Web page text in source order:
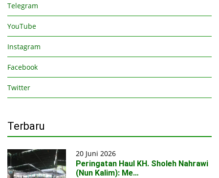
Telegram
YouTube
Instagram
Facebook
Twitter
Terbaru
20 Juni 2026
Peringatan Haul KH. Sholeh Nahrawi
(Nun Kalim): Me…